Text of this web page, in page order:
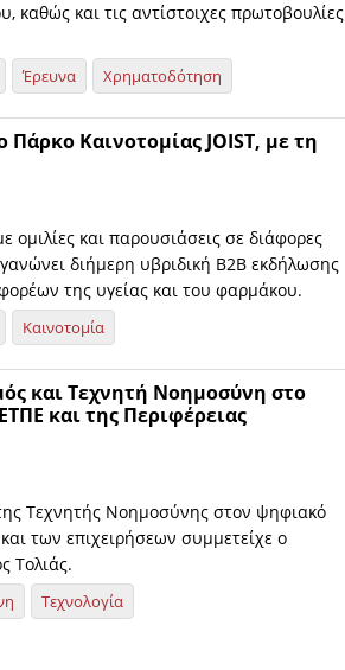
καθώς και τις αντίστοιχες πρωτοβουλίες
Έρευνα Χρηματοδότηση
Καινοτομίας JOIST, με τη
ομιλίες και παρουσιάσεις σε διάφορες
διήμερη υβριδική Β2Β εκδήλωσης
της υγείας και του φαρμάκου.
Καινοτομία
και Tεχνητή Νοημοσύνη στο
και της Περιφέρειας
Τεχνητής Νοημοσύνης στον ψηφιακό
των επιχειρήσεων συμμετείχε ο
Τολιάς.
Τεχνολογία